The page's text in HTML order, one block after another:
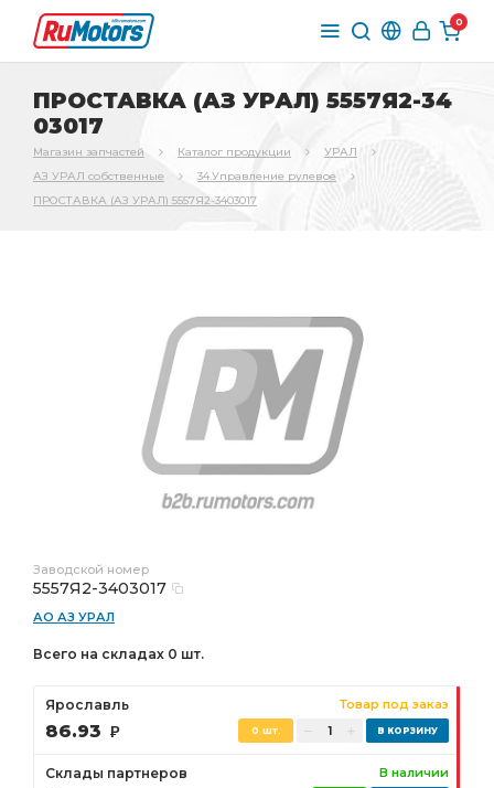
0
ПРОСТАВКА (АЗ УРАЛ) 5557Я2-34
03017
Магазин запчастей Каталог продукции
УРАЛ
АЗ УРАЛ собственные
34.Управление рулевое
ПРОСТАВКА (АЗ УРАЛ) 5557Я2-3403017
Заводской номер
5557Я2-3403017
АО АЗ УРАЛ
Всего на складах 0 шт.
Ярославль Товар под заказ
86.93 Р 0 шт.
Склады партнеров В наличии